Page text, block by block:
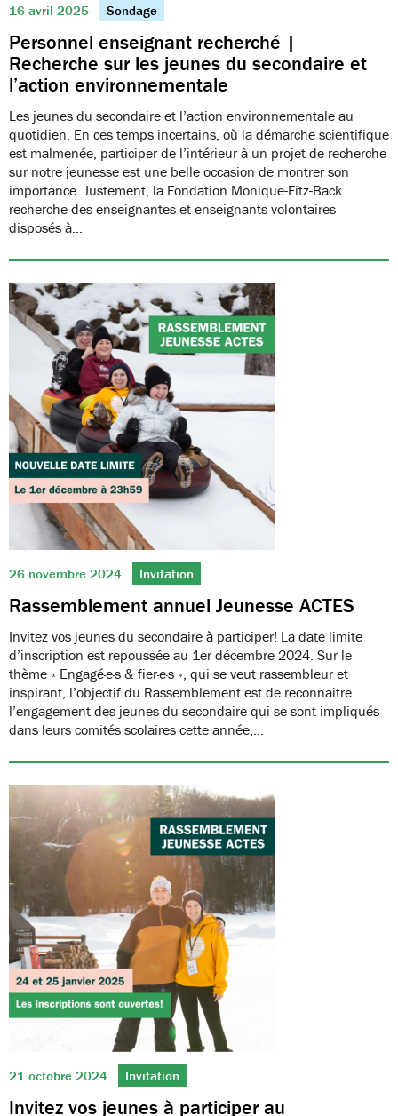
16 avril 2025 Sondage
Personnel enseignant recherché |
Recherche sur les jeunes du secondaire et
l’action environnementale
Les jeunes du secondaire et l’action environnementale au
quotidien. En ces temps incertains, où la démarche scientifique
est malmenée, participer de l’intérieur à un projet de recherche
sur notre jeunesse est une belle occasion de montrer son
importance. Justement, la Fondation Monique-Fitz-Back
recherche des enseignantes et enseignants volontaires
disposés à…
26 novembre 2024 Invitation
Rassemblement annuel Jeunesse ACTES
Invitez vos jeunes du secondaire à participer! La date limite
d’inscription est repoussée au 1er décembre 2024. Sur le
thème « Engagé·e·s & fier·e·s », qui se veut rassembleur et
inspirant, l’objectif du Rassemblement est de reconnaitre
l’engagement des jeunes du secondaire qui se sont impliqués
dans leurs comités scolaires cette année,…
21 octobre 2024 Invitation
Invitez vos jeunes à participer au